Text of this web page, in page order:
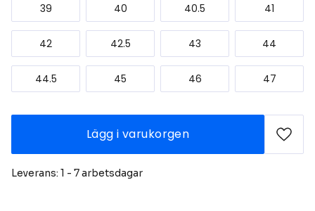
39 40 40.5 41
42 42.5 43 44
44.5 45 46 47
Lägg i varukorgen
Leverans: 1 - 7 arbetsdagar